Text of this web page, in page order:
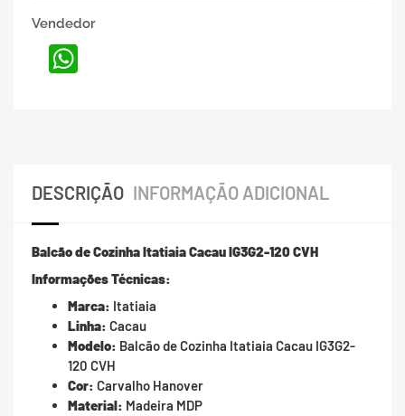
Vendedor
DESCRIÇÃO INFORMAÇÃO ADICIONAL
Balcão de Cozinha Itatiaia Cacau IG3G2-120 CVH
Informações Técnicas:
Marca: Itatiaia
Linha: Cacau
Modelo: Balcão de Cozinha Itatiaia Cacau IG3G2-
120 CVH
Cor: Carvalho Hanover
Material: Madeira MDP